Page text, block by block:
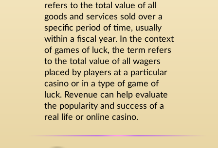
refers to the total value of all
goods and services sold over a
specific period of time, usually
within a fiscal year. In the context
of games of luck, the term refers
to the total value of all wagers
placed by players at a particular
casino or in a type of game of
luck. Revenue can help evaluate
the popularity and success of a
real life or online casino.